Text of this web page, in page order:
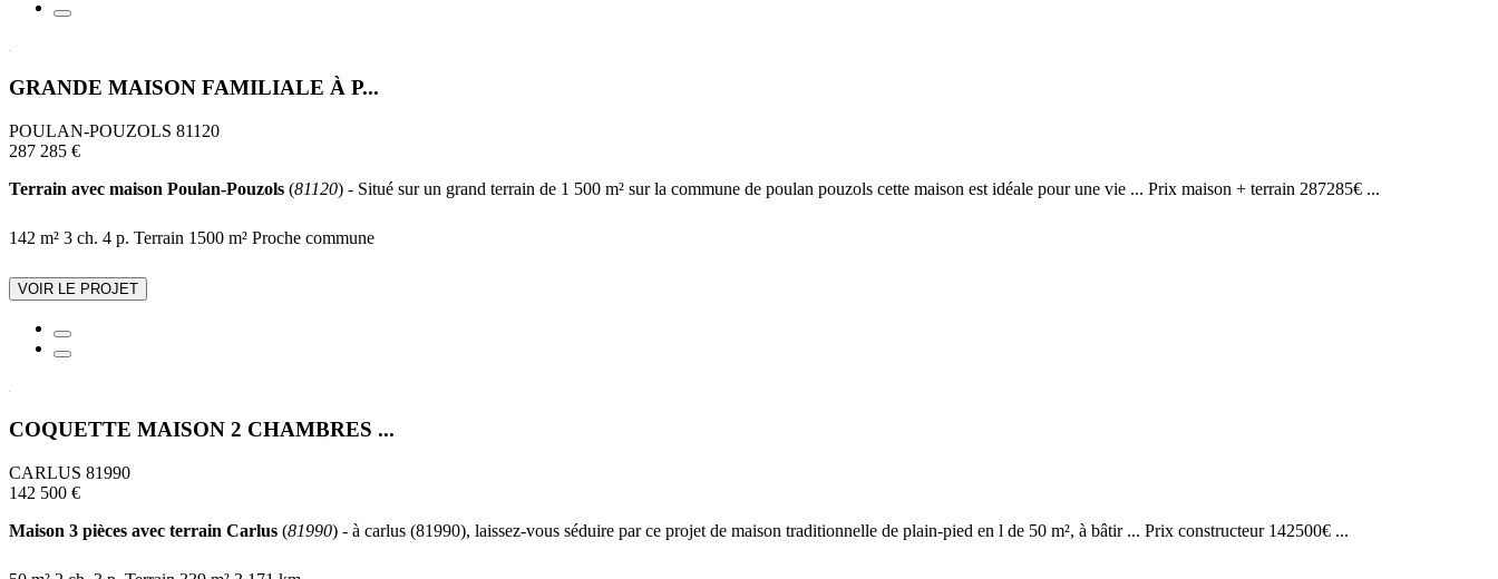
GRANDE MAISON FAMILIALE À P...
POULAN-POUZOLS 81120
287 285 €
Terrain avec maison Poulan-Pouzols (81120) - Situé sur un grand terrain de 1 500 m² sur la commune de poulan pouzols cette maison est idéale pour une vie ... Prix maison + terrain 287285€ ...
142 m² 3 ch. 4 p. Terrain 1500 m² Proche commune
VOIR LE PROJET
COQUETTE MAISON 2 CHAMBRES ...
CARLUS 81990
142 500 €
Maison 3 pièces avec terrain Carlus (81990) - à carlus (81990), laissez-vous séduire par ce projet de maison traditionnelle de plain-pied en l de 50 m², à bâtir ... Prix constructeur 142500€ ...